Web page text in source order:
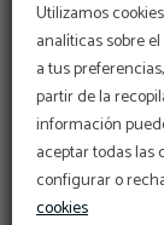
Utilizamos
analíticas sobre
a tus
partir de la
información
aceptar todas las
configurar o
cookies